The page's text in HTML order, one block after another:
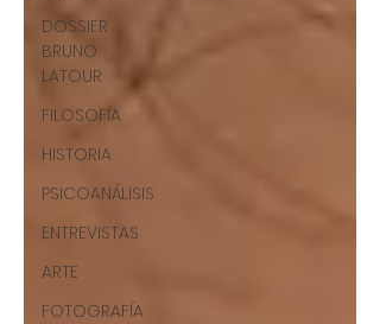
DOSSIER
BRUNO
LATOUR
FILOSOFÍA
HISTORIA
PSICOANÁLISIS
ENTREVISTAS
ARTE
FOTOGRAFÍA